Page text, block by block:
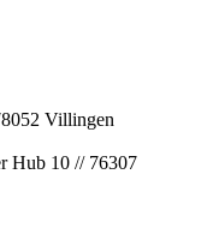
Villingen
Hub 10 // 76307